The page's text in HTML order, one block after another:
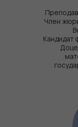
Член
Кандидат